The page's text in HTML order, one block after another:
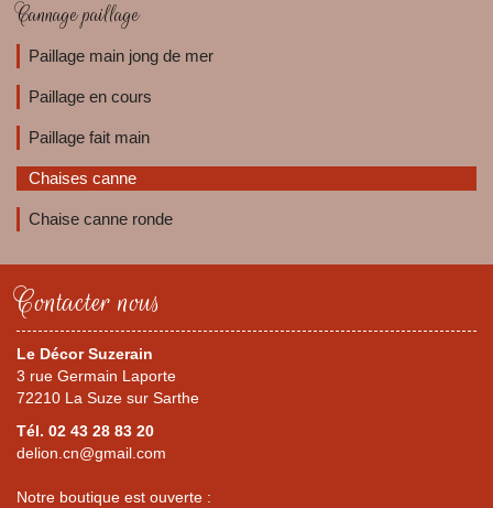
Cannage paillage
Paillage main jong de mer
Paillage en cours
Paillage fait main
Chaises canne
Chaise canne ronde
Contacter nous
Le Décor Suzerain
3 rue Germain Laporte
72210 La Suze sur Sarthe
Tél. 02 43 28 83 20
delion.cn@gmail.com
Notre boutique est ouverte :